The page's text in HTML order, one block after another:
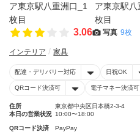
3.06 写真 9枚
インテリア 家具
配達・デリバリー対応 日祝OK
QRコード決済可 電子マネー決済可
住所
東京都中央区日本橋2-3-4
本日の営業状況 10:00〜18:00
QRコード決済 PayPay